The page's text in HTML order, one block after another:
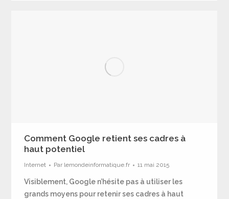
Comment Google retient ses cadres à
haut potentiel
Internet Par lemondeinformatique.fr 11 mai 2015
Visiblement, Google n’hésite pas à utiliser les
grands moyens pour retenir ses cadres à haut